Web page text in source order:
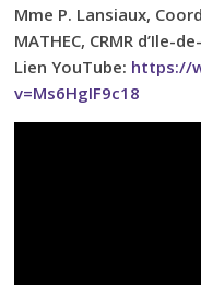
Mme P. Lansiaux,
MATHEC, CRMR d’Ile-
Lien YouTube: https://
v=Ms6HgIF9c18